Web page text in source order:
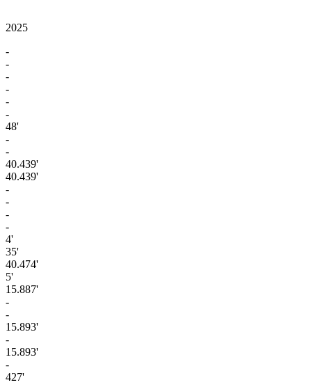
2025
-
-
-
-
-
-
48'
-
-
40.439'
40.439'
-
-
-
-
4'
35'
40.474'
5'
15.887'
-
-
15.893'
-
15.893'
-
427'